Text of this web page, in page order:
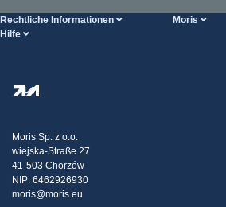
Rechtliche Informationen Moris
Hilfe
Transport
Beschwerden
Moris Sp. z o.o.
wiejska-Straße 27
41-503 Chorzów
NIP: 6462926930
moris@moris.eu